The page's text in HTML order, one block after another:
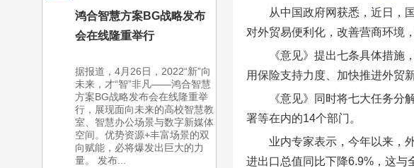
鸿合智慧方案BG战略发布
会在线隆重举行
据报道，4月26日，2022“新”向
未来，才“智”非凡——鸿合智慧
方案BG战略发布会在线隆重举
行，展现面向未来的高校智慧教
室、智慧办公场景与数字新媒体
空间。优势资源+丰富场景的双
向赋能，必将爆发出巨大的力
量。 发布...
从中国政府网获悉，近日，
对外贸易便利化，改善营商环境
《意见》提出七条具体措
用保险支持力度、加快推进外贸
《意见》同时将七大任务
署等在内的14个部门。
业内专家表示，今年以来，
进出口总值同比下降6.9%，这与